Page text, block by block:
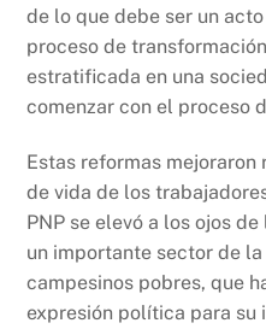
de lo que debe ser un
proceso de
estratificada en una
comenzar con el proceso
Estas reformas
de vida de los
PNP se elevó a los ojos
un importante sector de
campesinos pobres, que
expresión política para su